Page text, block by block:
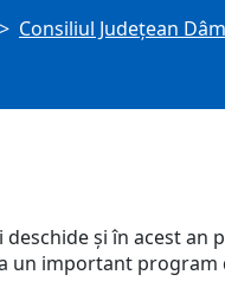
Consiliul Județean
deschide și în acest
un important